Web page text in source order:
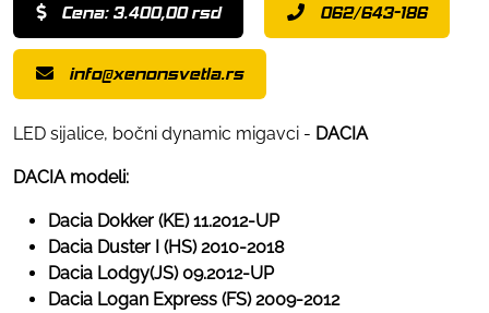
Cena: 3.400,00 rsd 062/643-186
info@xenonsvetla.rs
LED sijalice, bočni dynamic migavci - DACIA
DACIA modeli:
Dacia Dokker (KE) 11.2012-UP
Dacia Duster I (HS) 2010-2018
Dacia Lodgy(JS) 09.2012-UP
Dacia Logan Express (FS) 2009-2012